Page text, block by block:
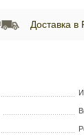
Доставка